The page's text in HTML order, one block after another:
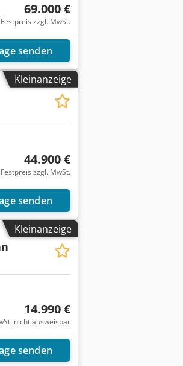
69.000 €
Festpreis zzgl. MwSt.
senden
Kleinanzeige
44.900 €
Festpreis zzgl. MwSt.
senden
Kleinanzeige
14.990 €
nicht ausweisbar
senden